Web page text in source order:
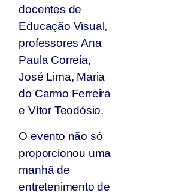
docentes de
Educação Visual,
professores Ana
Paula Correia,
José Lima, Maria
do Carmo Ferreira
e Vítor Teodósio.
O evento não só
proporcionou uma
manhã de
entretenimento de